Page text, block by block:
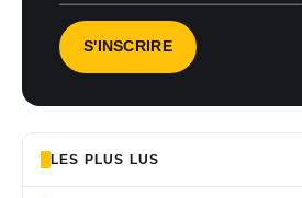
LES PLUS LUS